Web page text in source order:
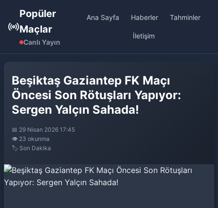
Popüler
Maçlar
Canlı Yayın
Ana Sayfa Haberler Tahminler
İletişim
Beşiktaş Gaziantep FK Maçı
Öncesi Son Rötuşları Yapıyor:
Sergen Yalçın Sahada!
📅 29 Nisan 2026 17:45
👁️ 23 okunma
🏷️ Son Dakika